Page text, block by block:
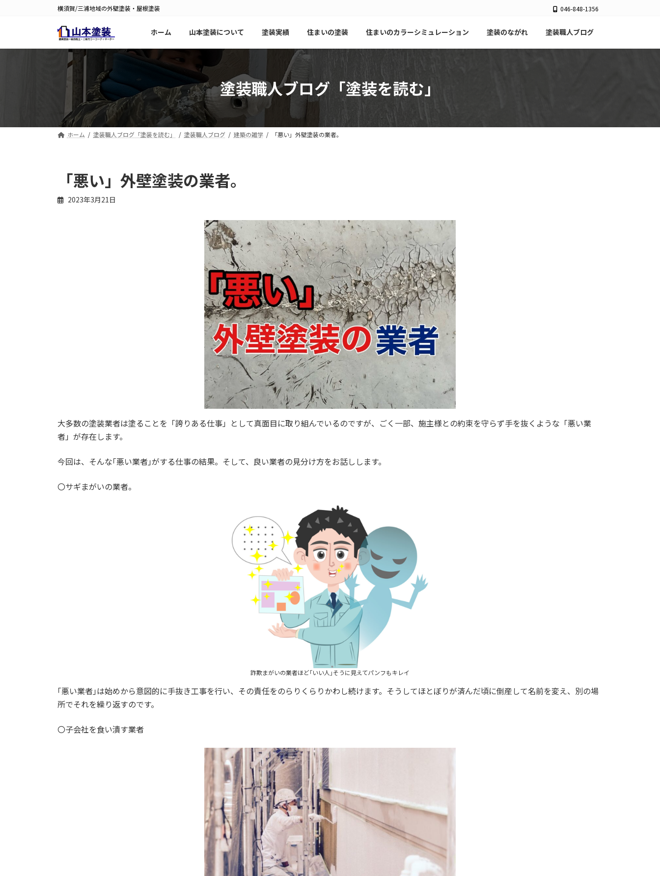
ツ
シ
横須賀/三浦地域の外壁塗装・屋根塗装 046-848-1356
ホーム 山本塗装について 塗装実績 住まいの塗装 住まいのカラーシミュレーション 塗装のながれ 塗装職人ブログ
塗装職人ブログ「塗装を読む」
ホーム 塗装職人ブログ「塗装を読む」 塗装職人ブログ 建築の雑学 「悪い」外壁塗装の業者。
「悪い」外壁塗装の業者。
2023年3月21日
大多数の塗装業者は塗ることを「誇りある仕事」として真面目に取り組んでいるのですが、ごく一部、施主様との約束を守らず手を抜くような「悪い業
者」が存在します。
今回は、そんな｢悪い業者｣がする仕事の結果。そして、良い業者の見分け方をお話しします。
〇サギまがいの業者。
詐欺まがいの業者ほど｢いい人｣そうに見えてパンフもキレイ
｢悪い業者｣は始めから意図的に手抜き工事を行い、その責任をのらりくらりかわし続けます。そうしてほとぼりが済んだ頃に倒産して名前を変え、別の場
所でそれを繰り返すのです。
〇子会社を食い潰す業者